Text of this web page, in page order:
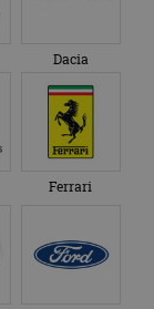
Dacia
Ferrari